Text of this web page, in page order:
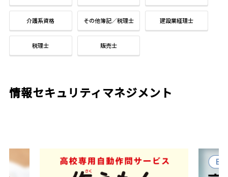
介護系資格 その他簿記／税理士 建設業経理士
税理士 販売士
情報セキュリティマネジメント